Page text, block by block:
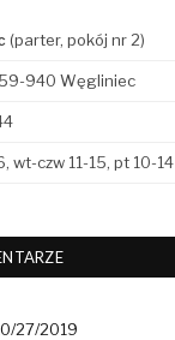
(parter, pokój nr 2)
940 Węgliniec
wt-czw 11-15, pt 10-14
27/2019